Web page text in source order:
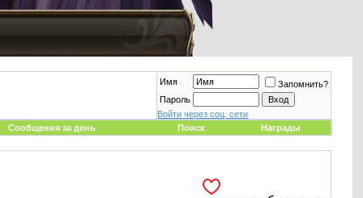
Имя
Запомнить?
Пароль
Войти через соц. сети
Сообщения за день
Поиск Награды